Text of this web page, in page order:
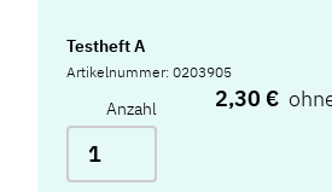
Testheft A
Artikelnummer: 0203905
Anzahl 2,30 €